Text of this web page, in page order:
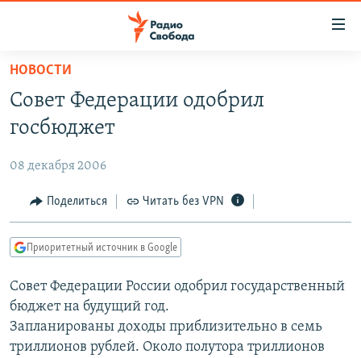
упрощенного
доступа
Вернуться
основному
Вернутся
главной
навигации
Вернутся
поиску
ПОДКАСТЫ
ЦИТАТЫ СВОБОДЫ
МНЕНИЯ
IDEL.РЕАЛИИ
КАВКАЗ.РЕАЛИИ
СЕВЕР.РЕАЛИИ
СИБИРЬ.РЕАЛИИ
НОВОСТИ
Совет Федерации одобрил
госбюджет
08 декабря 2006
Поделиться Читать без VPN
Приоритетный источник в Google
Совет Федерации России одобрил государственный
бюджет на будущий год.
Запланированы доходы приблизительно в семь
триллионов рублей. Около полутора триллионов